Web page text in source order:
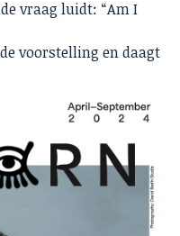
vraag luidt: “Am I
voorstelling en daagt